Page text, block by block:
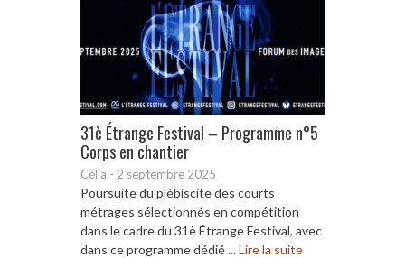
31è Étrange Festival – Programme n°5
Corps en chantier
Célia - 2 septembre 2025
Poursuite du plébiscite des courts
métrages sélectionnés en compétition
dans le cadre du 31è Étrange Festival, avec
dans ce programme dédié ...Lire la suite